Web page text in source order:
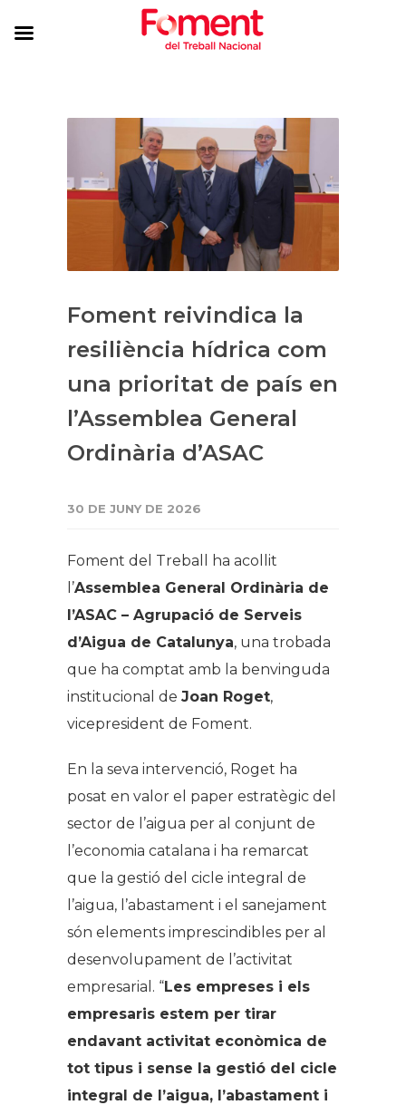
Foment reivindica la
resiliència hídrica com
una prioritat de país en
l’Assemblea General
Ordinària d’ASAC
30 DE JUNY DE 2026
Foment del Treball ha acollit
l’Assemblea General Ordinària de
l’ASAC – Agrupació de Serveis
d’Aigua de Catalunya, una trobada
que ha comptat amb la benvinguda
institucional de Joan Roget,
vicepresident de Foment.
En la seva intervenció, Roget ha
posat en valor el paper estratègic del
sector de l’aigua per al conjunt de
l’economia catalana i ha remarcat
que la gestió del cicle integral de
l’aigua, l’abastament i el sanejament
són elements imprescindibles per al
desenvolupament de l’activitat
empresarial. “Les empreses i els
empresaris estem per tirar
endavant activitat econòmica de
tot tipus i sense la gestió del cicle
integral de l’aigua, l’abastament i